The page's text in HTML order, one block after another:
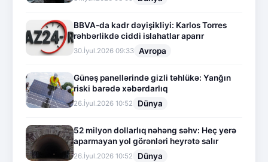
BBVA-da kadr dəyişikliyi: Karlos Torres
rəhbərlikdə ciddi islahatlar aparır
30.İyul.2026 09:33 Avropa
Günəş panellərində gizli təhlükə: Yanğın
riski barədə xəbərdarlıq
26.İyul.2026 10:52 Dünya
52 milyon dollarlıq nəhəng səhv: Heç yerə
aparmayan yol görənləri heyrətə salır
26.İyul.2026 10:52 Dünya